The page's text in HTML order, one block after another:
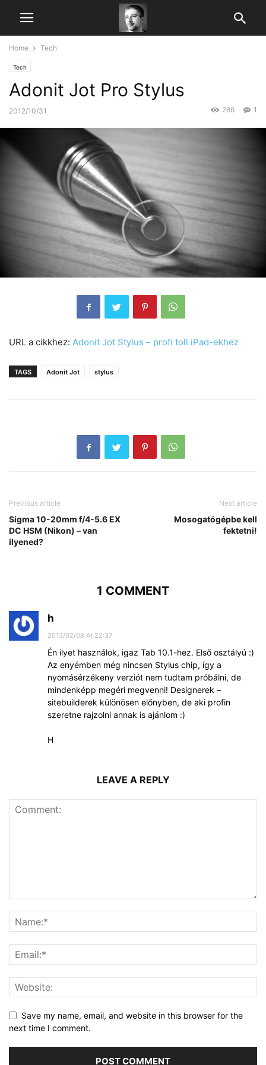
Home Tech
Tech
Adonit Jot Pro Stylus
2012/10/31 1
286
URL a cikkhez: Adonit Jot Stylus – profi toll iPad-ekhez
TAGS Adonit Jot stylus
Previous article
Sigma 10-20mm f/4-5.6 EX
DC HSM (Nikon) – van
ilyened?
Next article
Mosogatógépbe kell
fektetni!
1 COMMENT
h
2013/02/08 At 22:37
Én ilyet használok, igaz Tab 10.1-hez. Első osztályú :)
Az enyémben még nincsen Stylus chip, így a
nyomásérzékeny verziót nem tudtam próbálni, de
mindenképp megéri megvenni! Designerek –
sitebuilderek különösen előnyben, de aki profin
szeretne rajzolni annak is ajánlom :)
H
LEAVE A REPLY
Save my name, email, and website in this browser for the
next time I comment.